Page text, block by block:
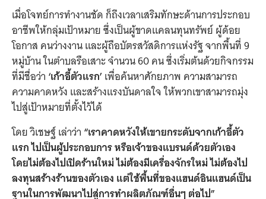
เมื่อโจทย์การทำงานชัด ก็ถึงเวลาเสริมทักษะด้านการประกอบ
อาชีพให้กลุ่มเป้าหมาย ซึ่งเป็นผู้ขาดแคลนทุนทรัพย์ ผู้ด้อย
โอกาส คนว่างงาน และผู้ถือบัตรสวัสดิการแห่งรัฐ จากพื้นที่ 9
หมู่บ้าน ในตำบลรือเสาะ จำนวน 60 คน ซึ่งเริ่มต้นด้วยกิจกรรม
ที่มีชื่อว่า ‘เก้าอี้ตัวแรก’เพื่อค้นหาศักยภาพ ความสามารถ
ความคาดหวัง และสร้างแรงบันดาลใจ ให้พวกเขาสามารถมุ่ง
ไปสู่เป้าหมายที่ตั้งไว้ได้
โดย วิเชษฐ์ เล่าว่า “เราคาดหวังให้เขายกระดับจากเก้าอี้ตัว
แรก ไปเป็นผู้ประกอบการ หรือเจ้าของแบรนด์ด้วยตัวเอง
โดยไม่ต้องไปเปิดร้านใหม่ ไม่ต้องมีเครื่องจักรใหม่ ไม่ต้องไป
ลงทุนสร้างร้านของตัวเอง แต่ใช้พื้นที่ของแฮนด์อินแฮนด์เป็น
ฐานในการพัฒนาไปสู่การทำผลิตภัณฑ์อื่นๆ ต่อไป”